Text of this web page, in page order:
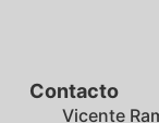
Contacto
Vicente